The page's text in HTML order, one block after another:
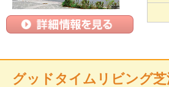
グッドタイムリビング